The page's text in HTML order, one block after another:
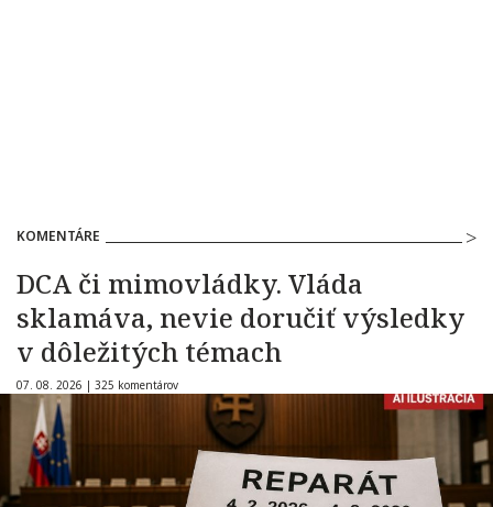
KOMENTÁRE
DCA či mimovládky. Vláda
sklamáva, nevie doručiť výsledky
v dôležitých témach
07. 08. 2026 | 325 komentárov